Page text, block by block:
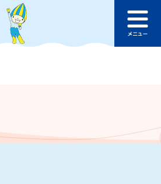
このページの本文へ
ュ